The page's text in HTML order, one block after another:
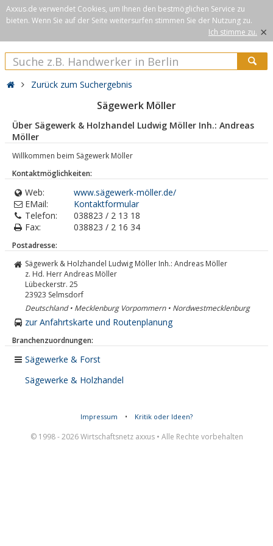
Axxus.de verwendet Cookies, um Ihnen den bestmöglichen Service zu
bieten. Wenn Sie auf der Seite weitersurfen stimmen Sie der Nutzung zu.
Ich stimme zu. ×
Zurück zum Suchergebnis
Sägewerk Möller
Über Sägewerk & Holzhandel Ludwig Möller Inh.: Andreas
Möller
Willkommen beim Sägewerk Möller
Kontaktmöglichkeiten:
Web:
www.sägewerk-möller.de/
EMail:
Kontaktformular
Telefon:
038823 / 2 13 18
Fax:
038823 / 2 16 34
Postadresse:
Sägewerk & Holzhandel Ludwig Möller Inh.: Andreas Möller
z. Hd. Herr Andreas Möller
Lübeckerstr. 25
23923 Selmsdorf
Deutschland • Mecklenburg Vorpommern • Nordwestmecklenburg
zur Anfahrtskarte und Routenplanung
Branchenzuordnungen:
Sägewerke & Forst
Sägewerke & Holzhandel
Impressum • Kritik oder Ideen?
© 1998 - 2026 Wirtschaftsnetz axxus • Alle Rechte vorbehalten